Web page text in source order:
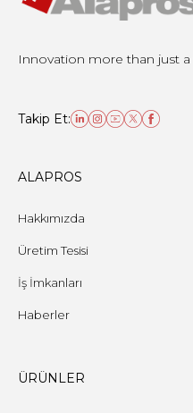
Innovation more than just
Takip Et:
ALAPROS
Hakkımızda
Üretim Tesisi
İş İmkanları
Haberler
ÜRÜNLER